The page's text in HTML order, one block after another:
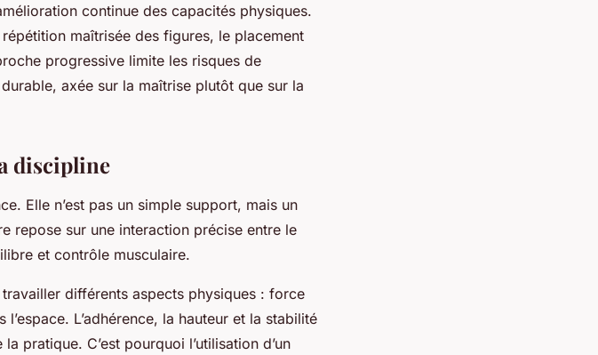
continue des capacités physiques.
maîtrisée des figures, le placement
progressive limite les risques de
axée sur la maîtrise plutôt que sur la
discipline
Elle n’est pas un simple support, mais un
repose sur une interaction précise entre le
et contrôle musculaire.
différents aspects physiques : force
L’adhérence, la hauteur et la stabilité
pratique. C’est pourquoi l’utilisation d’un